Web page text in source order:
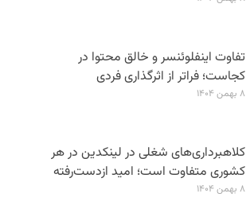
تفاوت اینفلوئنسر و خالق محتوا در
کجاست؛ فراتر از اثرگذاری فردی
۸ بهمن ۱۴۰۴
کلاهبرداری‌های شغلی در لینکدین در هر
کشوری متفاوت است؛ امید ازدست‌رفته
۸ بهمن ۱۴۰۴